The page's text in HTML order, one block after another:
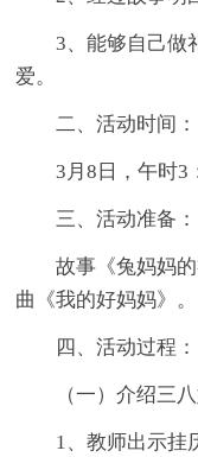
3、能够自己做
爱。
二、活动时间：
3月8日，午时3
三、活动准备：
故事《兔妈妈
曲《我的好妈妈》。
四、活动过程：
（一）介绍三
1、教师出示挂